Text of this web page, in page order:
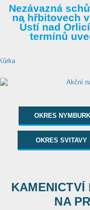
Nezávazná
na hřbitovech
Ústí nad
termínů
OKRES NYMBURK
OKRES SVITAVY
KAMENICTVÍ
NA